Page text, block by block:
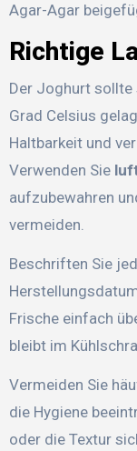
Agar-Agar
Richtige
Der Joghurt sollte
Grad Celsius
Haltbarkeit und
Verwenden Sie
aufzubewahren
vermeiden.
Beschriften Sie
Frische einfach
bleibt im
Vermeiden Sie
die Hygiene
oder die Textur